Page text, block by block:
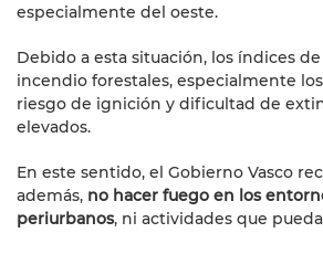
especialmente del oeste.
Debido a esta situación, los índices
incendio forestales, especialmente
riesgo de ignición y dificultad de
elevados.
En este sentido, el Gobierno Vasco
además, no hacer fuego en los
periurbanos, ni actividades que